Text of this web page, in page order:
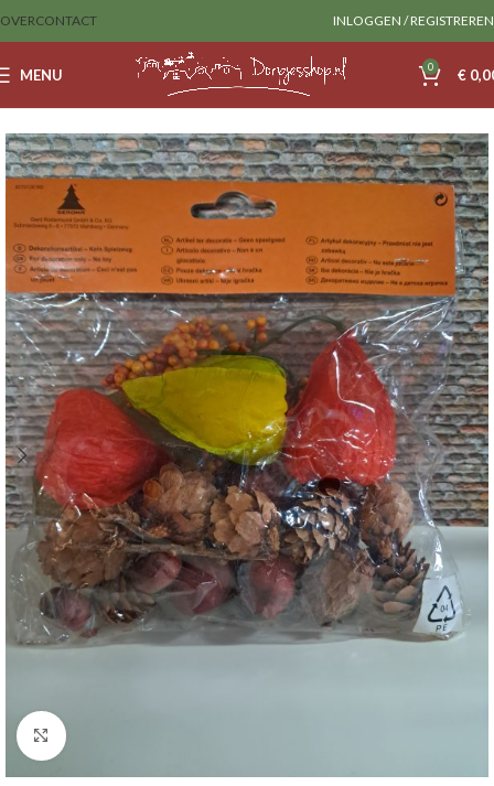
OVERCONTACT INLOGGEN / REGISTREREN
MENU 0 €
Klik om te vergroten